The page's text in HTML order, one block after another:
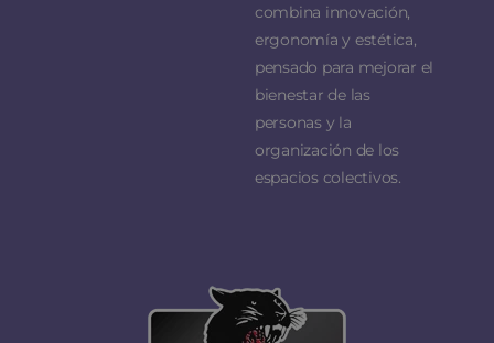
combina innovación,
ergonomía y estética,
pensado para mejorar el
bienestar de las
personas y la
organización de los
espacios colectivos.